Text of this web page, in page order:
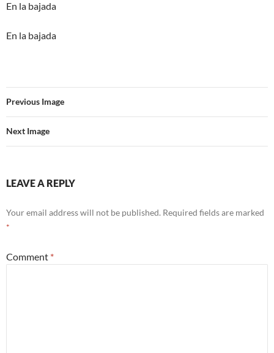
En la bajada
En la bajada
Previous Image
Next Image
LEAVE A REPLY
Your email address will not be published. Required fields are marked
*
Comment *